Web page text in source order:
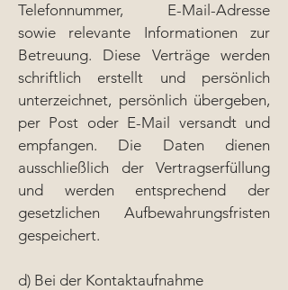
Telefonnummer, E-Mail-Adresse
sowie relevante Informationen zur
Betreuung. Diese Verträge werden
schriftlich erstellt und persönlich
unterzeichnet, persönlich übergeben,
per Post oder E-Mail versandt und
empfangen. Die Daten dienen
ausschließlich der Vertragserfüllung
und werden entsprechend der
gesetzlichen Aufbewahrungsfristen
gespeichert.
d) Bei der Kontaktaufnahme